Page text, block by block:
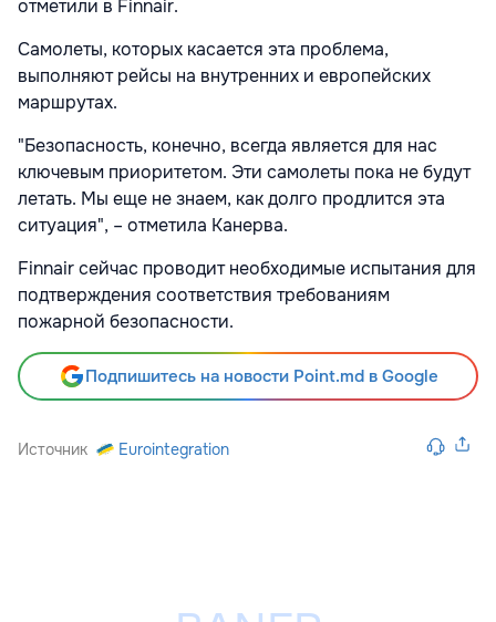
отметили в Finnair.
Самолеты, которых касается эта проблема,
выполняют рейсы на внутренних и европейских
маршрутах.
"Безопасность, конечно, всегда является для нас
ключевым приоритетом. Эти самолеты пока не будут
летать. Мы еще не знаем, как долго продлится эта
ситуация", – отметила Канерва.
Finnair сейчас проводит необходимые испытания для
подтверждения соответствия требованиям
пожарной безопасности.
Подпишитесь на новости Point.md в Google
Источник Eurointegration